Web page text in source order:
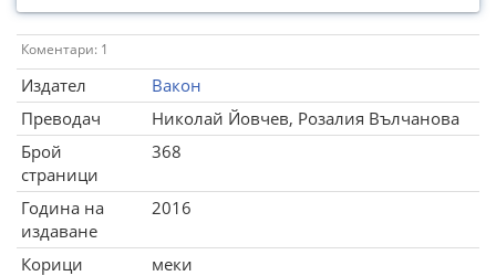
Коментари: 1
Издател
Вакон
Преводач
Николай Йовчев, Розалия Вълчанова
Брой
страници
368
Година на
издаване
2016
Корици
меки